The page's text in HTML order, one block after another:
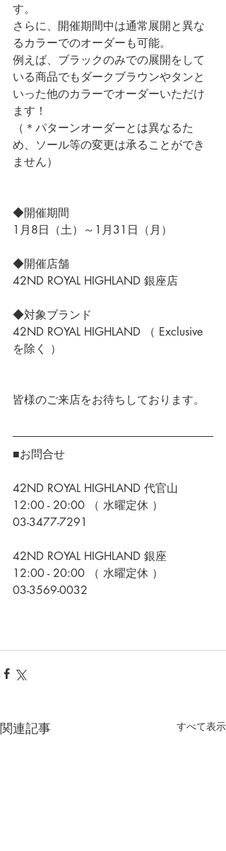
す。
さらに、開催期間中は通常展開と異な
るカラーでのオーダーも可能。
例えば、ブラックのみでの展開をして
いる商品でもダークブラウンやタンと
いった他のカラーでオーダーいただけ
ます！
（＊パターンオーダーとは異なるた
め、ソール等の変更は承ることができ
ません）
◆開催期間
1月8日（土）～1月31日（月）
◆開催店舗
42ND ROYAL HIGHLAND 銀座店
◆対象ブランド
42ND ROYAL HIGHLAND （ Exclusive
を除く ）
皆様のご来店をお待ちしております。
■お問合せ
42ND ROYAL HIGHLAND 代官山
12:00 - 20:00 （ 水曜定休 ）
03-3477-7291
42ND ROYAL HIGHLAND 銀座
12:00 - 20:00 （ 水曜定休 ）
03-3569-0032
関連記事 すべて表示